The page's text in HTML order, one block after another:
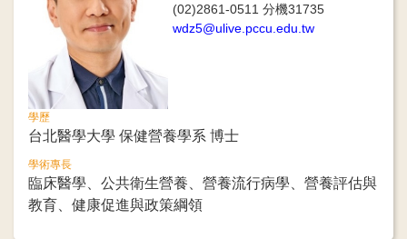
(02)2861-0511 分機31735
wdz5@ulive.pccu.edu.tw
學歷
台北醫學大學 保健營養學系 博士
學術專長
臨床醫學、公共衛生營養、營養流行病學、營養評估與
教育、健康促進與政策綱領